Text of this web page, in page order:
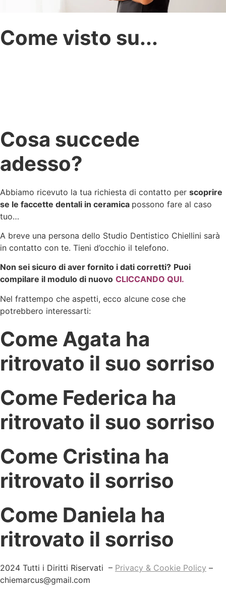
Come visto su...
Cosa succede
adesso?
Abbiamo ricevuto la tua richiesta di contatto per scoprire
se le faccette dentali in ceramica possono fare al caso
tuo…
A breve una persona dello Studio Dentistico Chiellini sarà
in contatto con te. Tieni d’occhio il telefono.
Non sei sicuro di aver fornito i dati corretti? Puoi
compilare il modulo di nuovo CLICCANDO QUI.
Nel frattempo che aspetti, ecco alcune cose che
potrebbero interessarti:
Come Agata ha
ritrovato il suo sorriso
Come Federica ha
ritrovato il suo sorriso
Come Cristina ha
ritrovato il sorriso
Come Daniela ha
ritrovato il sorriso
2024 Tutti i Diritti Riservati – Privacy & Cookie Policy –
chiemarcus@gmail.com